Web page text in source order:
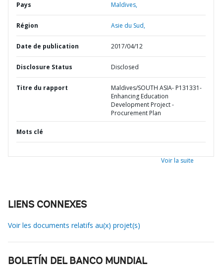
Pays Maldives,
Région Asie du Sud,
Date de publication 2017/04/12
Disclosure Status Disclosed
Titre du rapport
Maldives/SOUTH ASIA- P131331-
Enhancing Education
Development Project -
Procurement Plan
Mots clé
Voir la suite
LIENS CONNEXES
Voir les documents relatifs au(x) projet(s)
BOLETÍN DEL BANCO MUNDIAL